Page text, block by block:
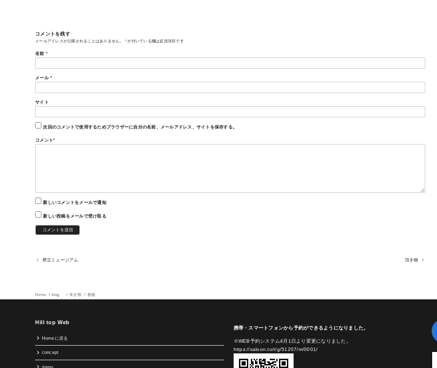
コメントを残す
メールアドレスが公開されることはありません。 * が付いている欄は必須項目です
名前 *
メール *
サイト
次回のコメントで使用するためブラウザーに自分の名前、メールアドレス、サイトを保存する。
コメント*
新しいコメントをメールで通知
新しい投稿をメールで受け取る
県立ミュージアム 頂き物
Home blog 未分類 春物
Hill top Web
Homeに戻る
concept
menu
携帯・スマートフォンから予約ができるようになりました。
※WEB予約システム4月1日より変更になりました。
https://saloon.to/r/g/51207/m/0001/